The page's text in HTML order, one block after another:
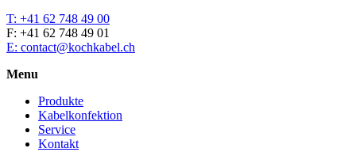
T: +41 62 748 49 00
F: +41 62 748 49 01
E: contact@kochkabel.ch
Menu
Produkte
Kabelkonfektion
Service
Kontakt